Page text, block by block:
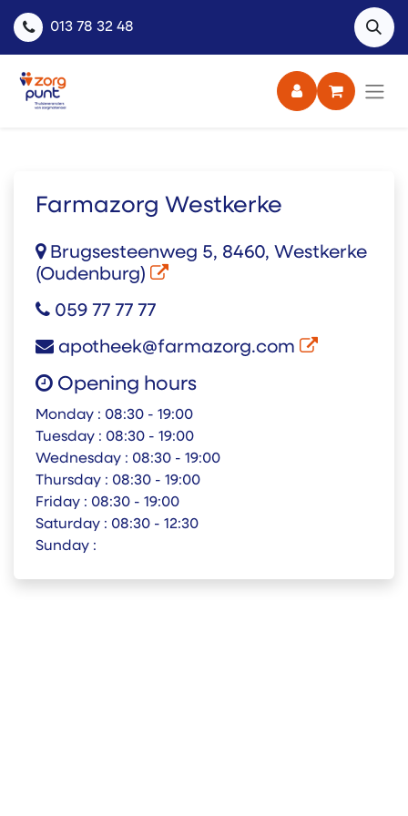
013 78 32 48
Farmazorg Westkerke
Brugsesteenweg 5, 8460, Westkerke
(Oudenburg)
059 77 77 77
apotheek@farmazorg.com
Opening hours
Monday : 08:30 - 19:00
Tuesday : 08:30 - 19:00
Wednesday : 08:30 - 19:00
Thursday : 08:30 - 19:00
Friday : 08:30 - 19:00
Saturday : 08:30 - 12:30
Sunday :